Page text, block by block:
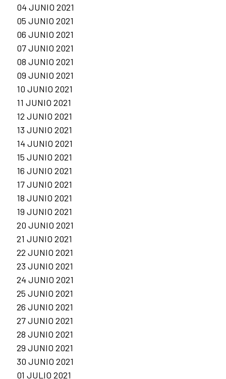
04 JUNIO 2021
05 JUNIO 2021
06 JUNIO 2021
07 JUNIO 2021
08 JUNIO 2021
09 JUNIO 2021
10 JUNIO 2021
11 JUNIO 2021
12 JUNIO 2021
13 JUNIO 2021
14 JUNIO 2021
15 JUNIO 2021
16 JUNIO 2021
17 JUNIO 2021
18 JUNIO 2021
19 JUNIO 2021
20 JUNIO 2021
21 JUNIO 2021
22 JUNIO 2021
23 JUNIO 2021
24 JUNIO 2021
25 JUNIO 2021
26 JUNIO 2021
27 JUNIO 2021
28 JUNIO 2021
29 JUNIO 2021
30 JUNIO 2021
01 JULIO 2021